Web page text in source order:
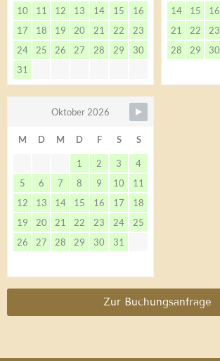
10
11 12 13 14 15
16
17
18 19 20 21 22
23
24
25 26 27 28 29
30
31
14
15 16
21
22 23
28
29 30
Oktober 2026
M D M D F S S
1 2 3
4
5
6 7 8 9 10
11
12
13 14 15 16 17
18
19
20 21 22 23 24
25
26
27 28 29 30 31
Zur Buchungsanfrage